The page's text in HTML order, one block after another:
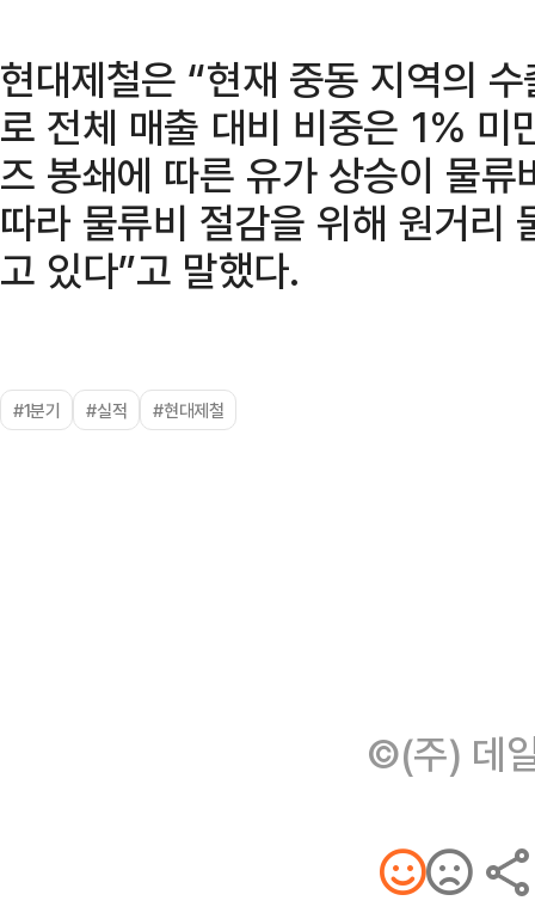
현대제철은 “현재 중동 지역의
로 전체 매출 대비 비중은 1% 미
즈 봉쇄에 따른 유가 상승이 물
따라 물류비 절감을 위해 원거리
고 있다”고 말했다.
#1분기 #실적 #현대제철
©(주) 데